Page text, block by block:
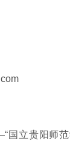
立贵阳师范